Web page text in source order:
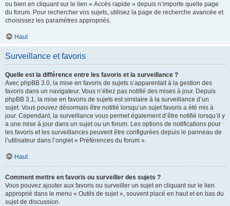
ou bien en cliquant sur le lien « Accès rapide » depuis n’importe quelle page
du forum. Pour rechercher vos sujets, utilisez la page de recherche avancée et
choisissez les paramètres appropriés.
Haut
Surveillance et favoris
Quelle est la différence entre les favoris et la surveillance ?
Avec phpBB 3.0, la mise en favoris de sujets s’apparentait à la gestion des
favoris dans un navigateur. Vous n’étiez pas notifié des mises à jour. Depuis
phpBB 3.1, la mise en favoris de sujets est similaire à la surveillance d’un
sujet. Vous pouvez désormais être notifié lorsqu’un sujet favoris a été mis à
jour. Cependant, la surveillance vous permet également d’être notifié lorsqu’il y
a une mise à jour dans un sujet ou un forum. Les options de notifications pour
les favoris et les surveillances peuvent être configurées depuis le panneau de
l’utilisateur dans l’onglet « Préférences du forum ».
Haut
Comment mettre en favoris ou surveiller des sujets ?
Vous pouvez ajouter aux favoris ou surveiller un sujet en cliquant sur le lien
approprié dans le menu « Outils de sujet », souvent placé en haut et en bas du
sujet de discussion.